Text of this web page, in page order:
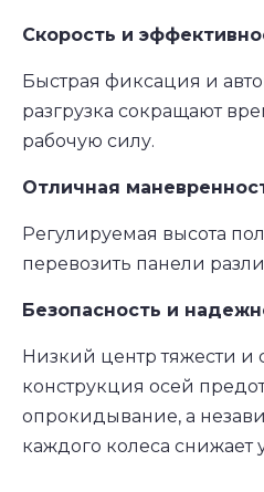
Скорость и
Быстрая фиксация и
разгрузка сокращают
рабочую силу.
Отличная
Регулируемая высота
перевозить панели
Безопасность и
Низкий центр тяжести и
конструкция осей
опрокидывание, а
каждого колеса снижает